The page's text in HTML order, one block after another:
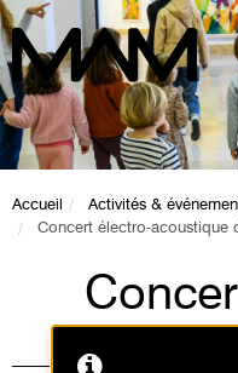
Accueil
Activités &
Concert électro-acoustique